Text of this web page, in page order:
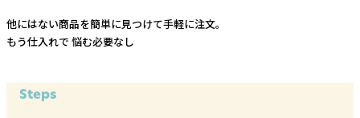
他にはない商品を簡単に見つけて手軽に注文。
もう仕入れで 悩む必要なし
Steps